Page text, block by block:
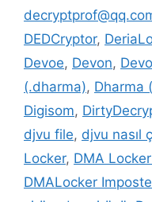
DEDCryptor,
Devoe, Devon,
(.dharma), Dharma
Digisom,
djvu file, djvu nasıl
Locker, DMA
DMALocker